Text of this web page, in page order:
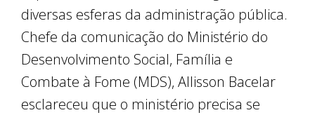
diversas esferas da administração pública.
Chefe da comunicação do Ministério do
Desenvolvimento Social, Família e
Combate à Fome (MDS), Allisson Bacelar
esclareceu que o ministério precisa se